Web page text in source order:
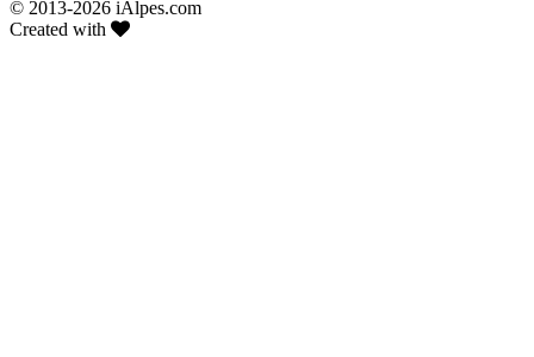
© 2013-2026 iAlpes.com
Created with